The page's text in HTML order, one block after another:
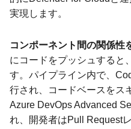
実現します。
コンポーネント間の関係性
にコードをプッシュすると
す。パイプライン内で、
行され、コードベースをス
Azure DevOps Advanced
れ、開発者はPull Request